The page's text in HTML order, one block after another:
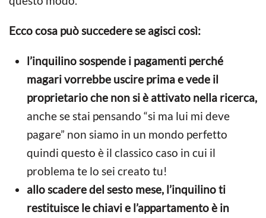
Ecco cosa può succedere se agisci così:
l’inquilino sospende i pagamenti perché
magari vorrebbe uscire prima e vede il
proprietario che non si è attivato nella ricerca,
anche se stai pensando “si ma lui mi deve
pagare” non siamo in un mondo perfetto
quindi questo è il classico caso in cui il
problema te lo sei creato tu!
allo scadere del sesto mese, l’inquilino ti
restituisce le chiavi e l’appartamento è in